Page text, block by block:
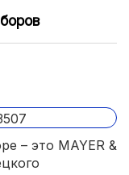
– это MAYER &